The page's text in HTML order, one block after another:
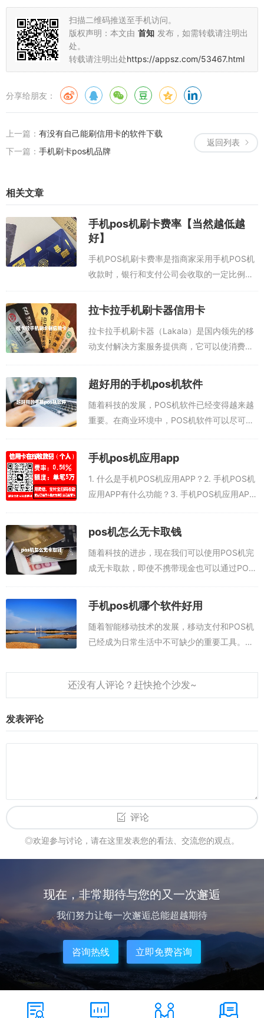
可以支持多种付款方式，可以支持现金、信用卡、电子支付等，另
外，它还可以支持多种发票类型，可以支持电子发票、普通发票等，
还可以实时监控库存和销售量，可以帮助商家进行订单管理，同时可
以进行数据分析和报表分析，从而改善销售策略。
3. 如何使用POS机App？
机App之后，就可以开始使用了。使用POS机App可以完成以下几个
步骤：第一步，商家需要输入商品信息；第二步，商家需要扫描客户
的付款卡；第三步，商家需要输入客户的付款金额；第四步，商家需
要出具发票；第五步，后结账完成。
4. POS机App和传统POS机有什么区别？
POS机App和传统POS机大的区别在于，POS机App可以使用手机，
平板电脑或其他智能设备运行，而传统POS机则只能安装在一台固定
的电脑上。POS机App的收银方式也比传统POS机更加便捷，它支持
多种付款方式，可以支持现金、信用卡、电子支付等，而传统POS机
则只支持现金。另外，POS机App还可以实时监控库存和销售量，而
传统POS机则无法做到这一点。
POS机App可以帮助商家快速完成收银，支持多种付款方式，支持多
种发票类型，可以实时监控库存和销售量，可以帮助商家进行订单管
理，同时可以进行数据分析和报表分析，从而改善销售策略，因此，
使用POS机App可以极大地提高商家的收银效率，改善收银系统。
扫描二维码推送至手机访问。
版权声明：本文由 首知 发布，如需转载请注明出
处。
转载请注明出处https://appsz.com/53467.html
分享给朋友：
返回列表
上一篇： 有没有自己能刷信用卡的软件下载
下一篇： 手机刷卡pos机品牌
相关文章
手机pos机刷卡费率【当然越低越
好】
手机POS机刷卡费率是指商家采用手机POS机
收款时，银行和支付公司会收取的一定比例的
手续费。目前，手机POS机刷卡费率有很多
种，但是不同银行和支付公司的费率会有差
拉卡拉手机刷卡器信用卡
拉卡拉手机刷卡器（Lakala）是国内领先的移
动支付解决方案服务提供商，它可以使消费者
高消费者在线支付的安全性。1. 什么是拉卡拉
手机刷卡器？下面给大家推荐三款...
超好用的手机pos机软件
随着科技的发展，POS机软件已经变得越来越
重要。在商业环境中，POS机软件可以尽可能
务。而超好用的手机POS机软件就是一款非常
出色的POS机软件，它能够更好地满足...
手机pos机应用app
1. 什么是手机POS机应用APP？2. 手机POS机
应用APP有什么功能？3. 手机POS机应用APP
5. 手机POS机应用APP适用于哪些行业？随
着...
pos机怎么无卡取钱
随着科技的进步，现在我们可以使用POS机完
成无卡取款，即使不携带现金也可以通过POS
何使用POS机无卡取款。首先，您需要准备的
是一张与POS机兼容的银行卡，一般...
手机pos机哪个软件好用
随着智能移动技术的发展，移动支付和POS机
已经成为日常生活中不可缺少的重要工具。尤
更加明显地需要移动支付来支撑社会经济的活
力。而目前市面上的手机POS机软件产品...
发表评论
评论
◎欢迎参与讨论，请在这里发表您的看法、交流您的观点。
现在，非常期待与您的又一次邂逅
我们努力让每一次邂逅总能超越期待
咨询热线 立即免费咨询